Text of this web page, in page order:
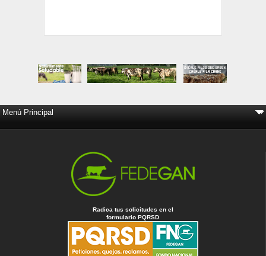
Radica tus solicitudes en el
formulario PQRSD